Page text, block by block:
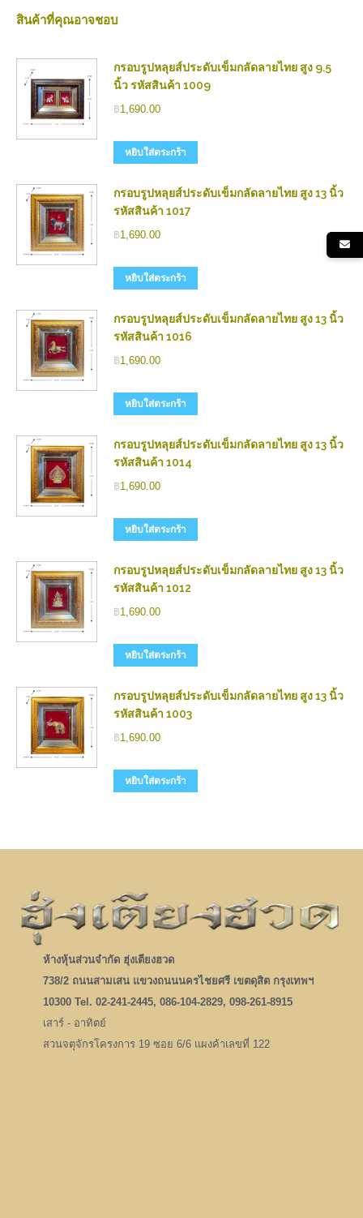
สินค้าที่คุณอาจชอบ
กรอบรูปหลุยส์ประดับเข็มกลัดลายไทย สูง 9.5
นิ้ว รหัสสินค้า 1009
฿1,690.00
หยิบใส่ตระกร้า
กรอบรูปหลุยส์ประดับเข็มกลัดลายไทย สูง 13 นิ้ว
รหัสสินค้า 1017
฿1,690.00
หยิบใส่ตระกร้า
กรอบรูปหลุยส์ประดับเข็มกลัดลายไทย สูง 13 นิ้ว
รหัสสินค้า 1016
฿1,690.00
หยิบใส่ตระกร้า
กรอบรูปหลุยส์ประดับเข็มกลัดลายไทย สูง 13 นิ้ว
รหัสสินค้า 1014
฿1,690.00
หยิบใส่ตระกร้า
กรอบรูปหลุยส์ประดับเข็มกลัดลายไทย สูง 13 นิ้ว
รหัสสินค้า 1012
฿1,690.00
หยิบใส่ตระกร้า
กรอบรูปหลุยส์ประดับเข็มกลัดลายไทย สูง 13 นิ้ว
รหัสสินค้า 1003
฿1,690.00
หยิบใส่ตระกร้า
ห้างหุ้นส่วนจำกัด ฮุ่งเตียงฮวด
738/2 ถนนสามเสน แขวงถนนนครไชยศรี เขตดุสิต กรุงเทพฯ
10300 Tel. 02-241-2445, 086-104-2829, 098-261-8915
เสาร์ - อาทิตย์
สวนจตุจักรโครงการ 19 ซอย 6/6 แผงค้าเลขที่ 122